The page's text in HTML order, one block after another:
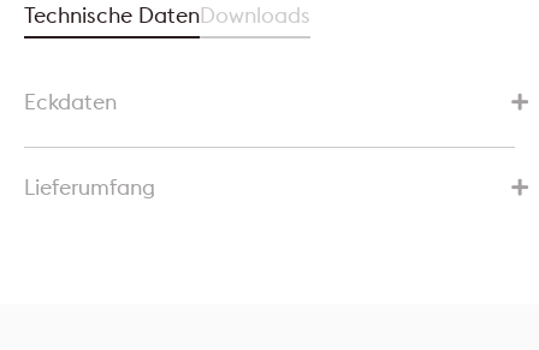
Technische DatenDownloads
Eckdaten
Lieferumfang